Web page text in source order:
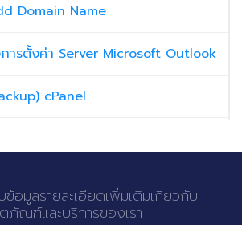
Domain Name
ารตั้งค่า Server Microsoft Outlook
cPanel
ข้อมูลรายละเอียดเพิ่มเติมเกี่ยวกับ
ภัณฑ์และบริการของเรา